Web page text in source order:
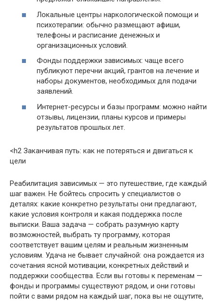
Локальные центры наркологической помощи и
психотерапии: обычно размещают афиши,
телефоны и расписание денежных и
организационных условий.
Фонды поддержки зависимых: чаще всего
публикуют перечни акций, грантов на лечение и
наборы документов, необходимых для подачи
заявлений.
Интернет-ресурсы и базы программ: можно найти
отзывы, лицензии, планы курсов и примеры
результатов прошлых лет.
<h2 Заканчивая путь: как не потеряться и двигаться к
цели
Реабилитация зависимых — это путешествие, где каждый
шаг важен. Не бойтесь спросить у специалистов о
деталях: какие конкретно результаты они предлагают,
какие условия контроля и какая поддержка после
выписки. Ваша задача — собрать разумную карту
возможностей, выбрать ту программу, которая
соответствует вашим целям и реальным жизненным
условиям. Удача не бывает случайной: она рождается из
сочетания ясной мотивации, конкретных действий и
поддержки сообщества. Если вы готовы к переменам —
фонды и программы существуют рядом, и они готовы
пойти с вами рядом на каждый шаг, пока вы не ощутите,